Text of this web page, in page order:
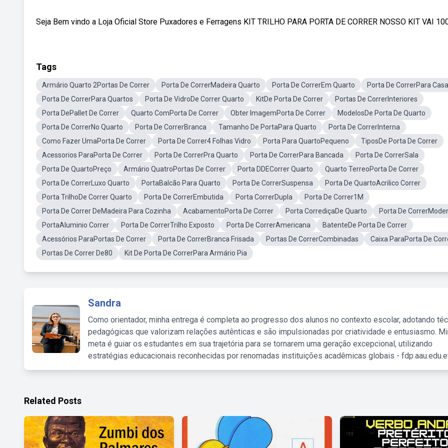
Seja Bem vindo a Loja Oficial Store Puxadores e Ferragens KIT TRILHO PARA PORTA DE CORRER NOSSO KIT VAI
Tags
Armário Quarto 2Portas De Correr Porta De CorrerMadeira Quarto Porta De CorrerEm Quarto
Porta De CorrerPara Casa
Porta De CorrerPara Quartos
Porta De VidroDe Correr Quarto KitDe Porta De Correr
Portas De CorrerInteriores
Porta DePallet De Correr
Quarto ComPorta De Correr Obter ImagemPorta De Correr
ModelosDe Porta De Quarto
Porta De CorrerNo Quarto
Porta De CorrerBranca Tamanho De PortaPara Quarto
Porta De CorrerInterna
Como Fazer UmaPorta De Correr
Porta De Correr4 Folhas Vidro Porta Para QuartoPequeno
TiposDe Porta De Correr
Acessorios ParaPorta De Correr
Porta De CorrerPra Quarto Porta De CorrerPara Bancada
Porta De CorrerSala
Porta De QuartoPreço
Armário QuatroPortas De Correr Porta DDECorrer Quarto
Quarto TerreoPorta De Correr
Porta De CorrerLuxo Quarto
PortaBalcão Para Quarto Porta De CorrerSuspensa
Porta De QuartoAcrilico Correr
Porta TrilhoDe Correr Quarto
Porta De CorrerEmbutida Porta CorrerDupla
Porta De Correr1M
Porta De Correr DeMadeira Para Cozinha
AcabamentoPorta De Correr Porta CorrediçaDe Quarto
Porta De
PortaAluminio Correr
Porta De CorrerTrilho Exposto Porta De CorrerAmericana
BatenteDe Porta De Correr
Acessórios ParaPortas De Correr
Porta De CorrerBranca Frisada Portas De CorrerCombinadas
Caixa ParaPorta De
Portas De Correr De80
Kit De Porta De CorrerPara Armário Pia
Sandra
Como orientador, minha entrega é completa ao progresso dos alunos no contexto escolar, adotando
pedagógicas que valorizam relações autênticas e são impulsionadas por criatividade e entusiasmo.
meta é guiar os estudantes em sua trajetória para se tornarem uma geração excepcional, utilizando
estratégias educacionais reconhecidas por renomadas instituições acadêmicas globais -
Related Posts